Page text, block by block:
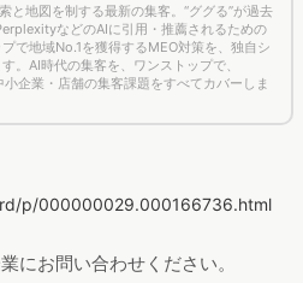
と地図を制する最新の集客。“ググる”が過去
などのAIに引用・推薦されるための
で地域No.1を獲得するMEO対策を、独自シ
。AI時代の集客を、ワンストップで、
企業・店舗の集客課題をすべてカバーしま
p/000000029.000166736.html
にお問い合わせください。